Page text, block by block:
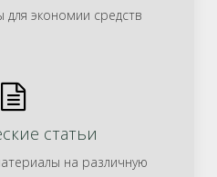
экономии средств
статьи
на различную